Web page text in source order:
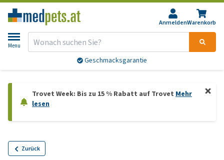
AnmeldenWarenkorb
Menu
Geschmacksgarantie
Trovet Week: Bis zu 15 % Rabatt auf Trovet Mehr
lesen
Zurück